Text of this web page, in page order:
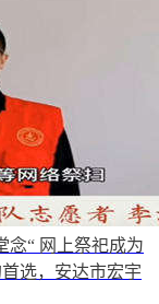
念“ 网上祭祀成为
选，安达市宏宇